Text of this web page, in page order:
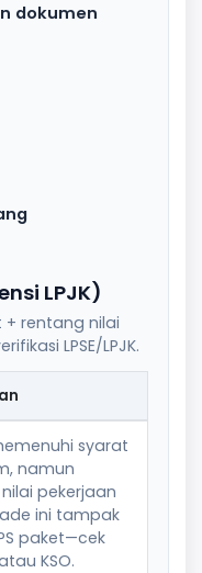
dokumen
LPJK)
rentang nilai
LPSE/LPJK.
syarat
namun
pekerjaan
ini tampak
paket—cek
KSO.